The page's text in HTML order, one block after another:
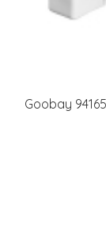
Goobay